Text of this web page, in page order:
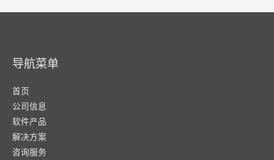
导航菜单
首页
公司信息
软件产品
解决方案
咨询服务